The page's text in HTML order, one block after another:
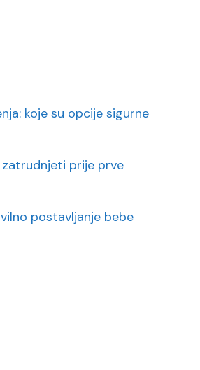
koje su opcije sigurne
prije prve
postavljanje bebe